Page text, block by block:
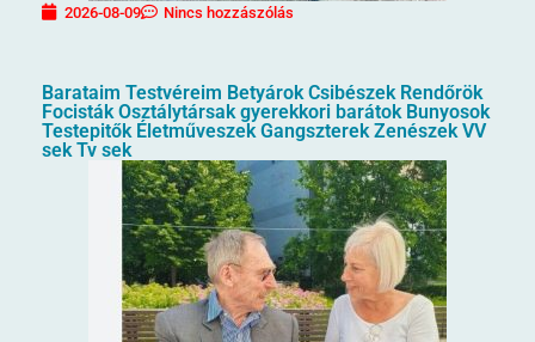
2026-08-09 Nincs hozzászólás
Barataim Testvéreim Betyárok Csibészek Rendőrök
Focisták Osztálytársak gyerekkori barátok Bunyosok
Testepitők Életműveszek Gangszterek Zenészek VV
sek Tv sek